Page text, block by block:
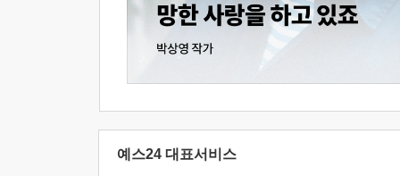
예스24 대표서비스